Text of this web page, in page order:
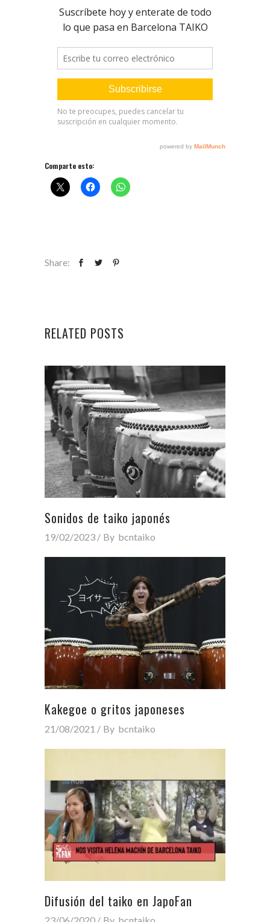
Comparte esto:
Share:
RELATED POSTS
Sonidos de taiko japonés
19/02/2023 By bcntaiko
Kakegoe o gritos japoneses
21/08/2021 By bcntaiko
Difusión del taiko en JapoFan